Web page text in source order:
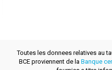
Toutes les donnees relatives au
BCE proviennent de la Banque